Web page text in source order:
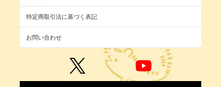
特定商取引法に基づく表記
お問い合わせ